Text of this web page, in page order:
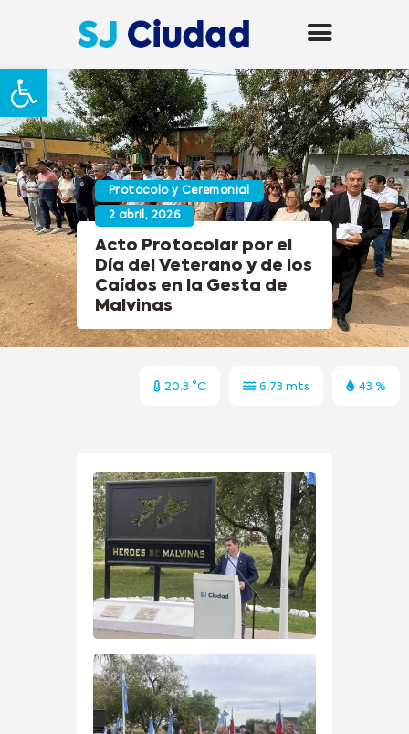
Abrir barra de herramientas
Protocolo y Ceremonial
2 abril, 2026
Acto Protocolar por el
Día del Veterano y de los
Caídos en la Gesta de
Malvinas
20.3 °C 6.73 mts 43 %